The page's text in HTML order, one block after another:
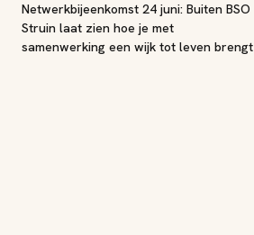
Netwerkbijeenkomst 24 juni: Buiten BSO
Struin laat zien hoe je met
samenwerking een wijk tot leven brengt